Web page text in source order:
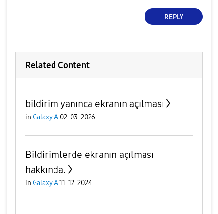
REPLY
Related Content
bildirim yanınca ekranın açılması
in Galaxy A 02-03-2026
Bildirimlerde ekranın açılması
hakkında.
in Galaxy A11-12-2024